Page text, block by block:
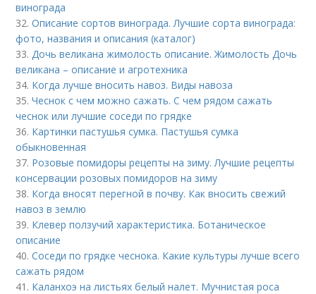
винограда
32.Описание сортов винограда. Лучшие сорта винограда:
фото, названия и описания (каталог)
33.Дочь великана жимолость описание. Жимолость Дочь
великана – описание и агротехника
34. Когда лучше вносить навоз. Виды навоза
35.Чеснок с чем можно сажать. С чем рядом сажать
чеснок или лучшие соседи по грядке
36. Картинки пастушья сумка. Пастушья сумка
обыкновенная
37. Розовые помидоры рецепты на зиму. Лучшие рецепты
консервации розовых помидоров на зиму
38. Когда вносят перегной в почву. Как вносить свежий
навоз в землю
39. Клевер ползучий характеристика. Ботаническое
описание
40.Соседи по грядке чеснока. Какие культуры лучше всего
сажать рядом
41. Каланхоэ на листьях белый налет. Мучнистая роса